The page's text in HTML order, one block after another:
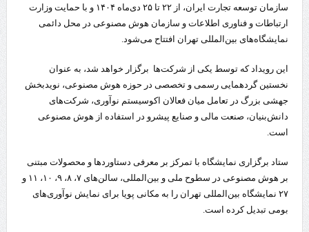
سازمان توسعه تجارت ایران، از ۲۲ تا ۲۵ دی‌ماه ۱۴۰۴ و با حمایت وزارت
ارتباطات و فناوری اطلاعات و سازمان هوش‌ مصنوعی در محل دائمی
نمایشگاه‌های بین‌المللی تهران افتتاح می‌شود.
این رویداد که توسط یکی از شرکت‌ها برگزار خواهد شد، به عنوان
نخستین گردهمایی رسمی و تخصصی در حوزه هوش مصنوعی، نویدبخش
جهشی بزرگ در تعامل میان فعالان اکوسیستم نوآوری، شرکت‌های
دانش‌بنیان، صنعت مالی و صنایع پیشرو در استفاده از هوش مصنوعی
است.
ستاد برگزاری نمایشگاه با تمرکز بر معرفی دستاوردها و محصولات مبتنی
بر هوش‌ مصنوعی در سطوح ملی و بین‌المللی، سالن‌های ۷، ۸، ۹، ۱۰، ۱۱ و
۲۷ نمایشگاه بین‌المللی تهران را به مکانی پویا برای نمایش نوآوری‌های
بومی تبدیل کرده است.